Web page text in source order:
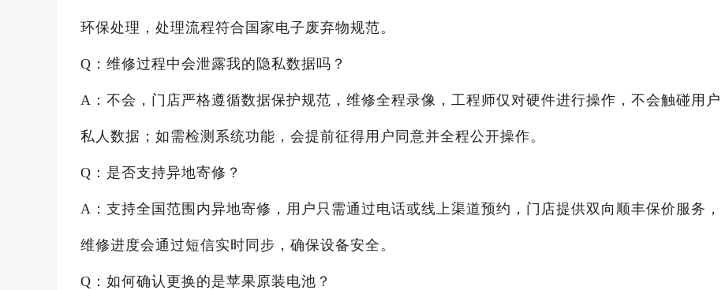
环保处理，处理流程符合国家电子废弃物规范。
Q：维修过程中会泄露我的隐私数据吗？
A：不会，门店严格遵循数据保护规范，维修全程录像，工程师仅对硬件进行操作，不会触碰用户
私人数据；如需检测系统功能，会提前征得用户同意并全程公开操作。
Q：是否支持异地寄修？
A：支持全国范围内异地寄修，用户只需通过电话或线上渠道预约，门店提供双向顺丰保价服务，
维修进度会通过短信实时同步，确保设备安全。
Q：如何确认更换的是苹果原装电池？